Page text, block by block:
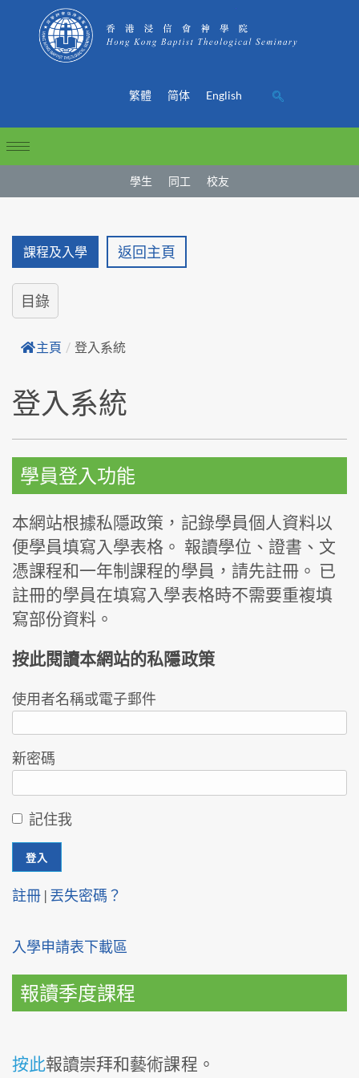
繁體 简体 English
學生 同工 校友
課程及入學 返回主頁
目錄
主頁 / 登入系統
登入系統
學員登入功能
本網站根據私隱政策，記錄學員個人資料以
便學員填寫入學表格。 報讀學位、證書、文
憑課程和一年制課程的學員，請先註冊。 已
註冊的學員在填寫入學表格時不需要重複填
寫部份資料。
按此閱讀本網站的私隱政策
使用者名稱或電子郵件
新密碼
記住我
註冊 | 丟失密碼？
入學申請表下載區
報讀季度課程
按此報讀崇拜和藝術課程。